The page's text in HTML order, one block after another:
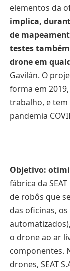
elementos da
implica,
de
testes
drone em
Gavilán. O
forma em
trabalho, e
pandemia
Objetivo:
fábrica da
de robôs que
das oficinas,
o drone ao ar
componentes.
drones, SEAT